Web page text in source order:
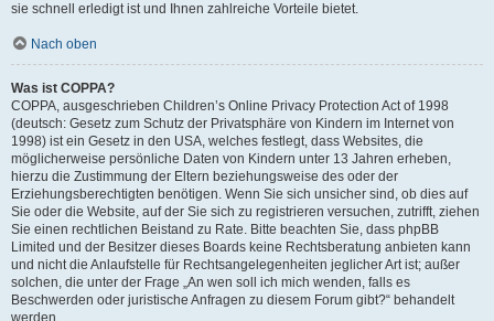
sie schnell erledigt ist und Ihnen zahlreiche Vorteile bietet.
Nach oben
Was ist COPPA?
COPPA, ausgeschrieben Children’s Online Privacy Protection Act of 1998
(deutsch: Gesetz zum Schutz der Privatsphäre von Kindern im Internet von
1998) ist ein Gesetz in den USA, welches festlegt, dass Websites, die
möglicherweise persönliche Daten von Kindern unter 13 Jahren erheben,
hierzu die Zustimmung der Eltern beziehungsweise des oder der
Erziehungsberechtigten benötigen. Wenn Sie sich unsicher sind, ob dies auf
Sie oder die Website, auf der Sie sich zu registrieren versuchen, zutrifft, ziehen
Sie einen rechtlichen Beistand zu Rate. Bitte beachten Sie, dass phpBB
Limited und der Besitzer dieses Boards keine Rechtsberatung anbieten kann
und nicht die Anlaufstelle für Rechtsangelegenheiten jeglicher Art ist; außer
solchen, die unter der Frage „An wen soll ich mich wenden, falls es
Beschwerden oder juristische Anfragen zu diesem Forum gibt?“ behandelt
werden.